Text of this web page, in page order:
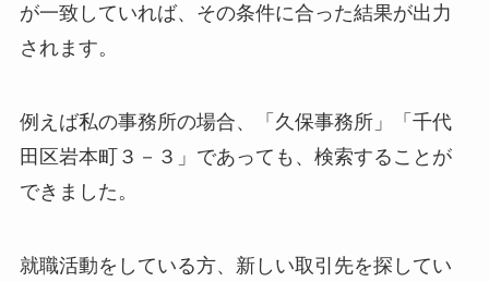
が一致していれば、その条件に合った結果が出力
されます。
例えば私の事務所の場合、「久保事務所」「千代
田区岩本町３－３」であっても、検索することが
できました。
就職活動をしている方、新しい取引先を探してい